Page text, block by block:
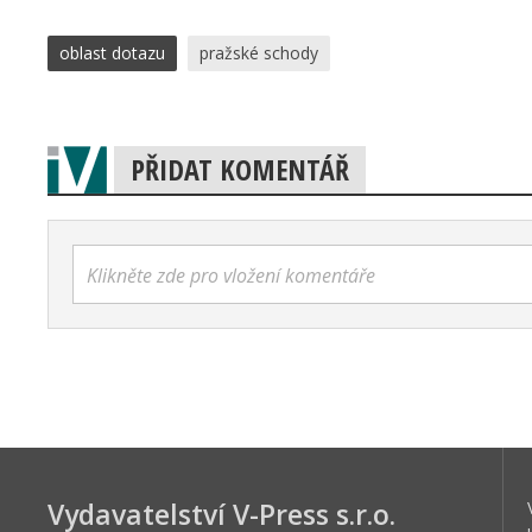
oblast dotazu pražské schody
PŘIDAT KOMENTÁŘ
Klikněte zde pro vložení komentáře
Vydavatelství V-Press s.r.o.